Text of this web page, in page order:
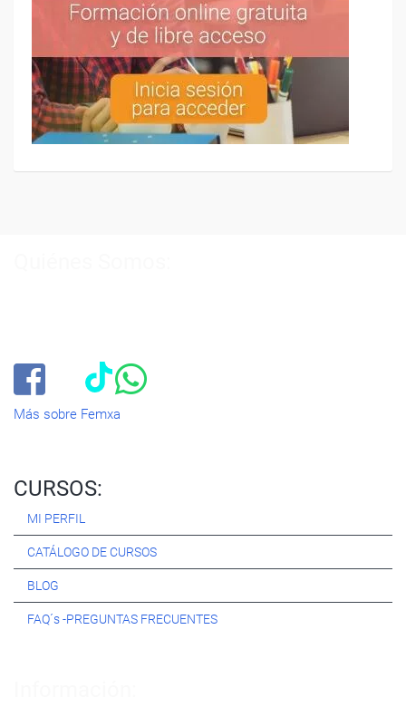
Más sobre Femxa
CURSOS:
MI PERFIL
CATÁLOGO DE CURSOS
BLOG
FAQ´s -PREGUNTAS FRECUENTES